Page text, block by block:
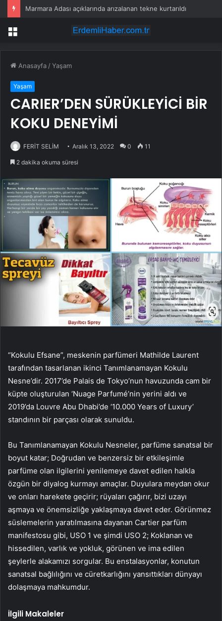
Marmara Adası açıklarında arızalanan tekne kurtarıldı
Menü
Anasayfa /Yaşam
Yaşam
CARIER’DEN SÜRÜKLEYİCİ BİR
KOKU DENEYİMİ
FERİT SELİM Aralık 13, 2022 0 11
2 dakika okuma süresi
“Kokulu Efsane”, meskenin parfümeri Mathilde Laurent
tarafından tasarlanan ikinci Tanımlanamayan Kokulu
Nesne’dir. 2017’de Palais de Tokyo’nun havuzunda cam bir
küpte oluşturulan ‘Nuage Parfumé’nin yerini aldı ve
2019’da Louvre Abu Dhabi’de ‘10.000 Years of Luxury’
standının bir parçası olarak sunuldu.
Bu Tanımlanamayan Kokulu Nesneler, parfüme sanatsal bir
boyut katar; Doğrudan ve benzersiz bir etkileşimle
parfüme olan ilgilerini yenilemeye davet edilen halkla
özgün bir diyalog kurmayı amaçlar. Duyulara meydan okur
ve onları harekete geçirir; rüyaları çağırır, bizi uzayı
aşmaya ve önemsizliğe yaklaşmaya davet eder. Görünmez
süslemelerin yaratılmasına dayanan Cartier parfüm
manifestosu gibi, USO 1 ve şimdi USO 2; Koklanan ve
hissedilen, varlık ve yokluk, görünen ve ima edilen
şeylerle alakamızı sorgular. Bu enstalasyonlar, konutun
sanatsal bağlılığını ve cüretkarlığını yansıttıkları dünyayı
dolaşmaya mahkumdur.
İlgili Makaleler